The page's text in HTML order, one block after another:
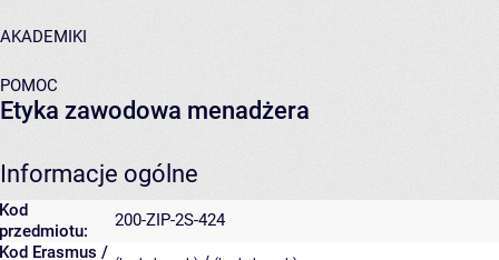
AKADEMIKI
POMOC
Etyka zawodowa menadżera
Informacje ogólne
Kod
przedmiotu:
200-ZIP-2S-424
Kod Erasmus /